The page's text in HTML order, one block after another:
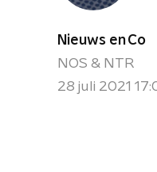
Nieuws en Co
NOS & NTR
28 juli 2021